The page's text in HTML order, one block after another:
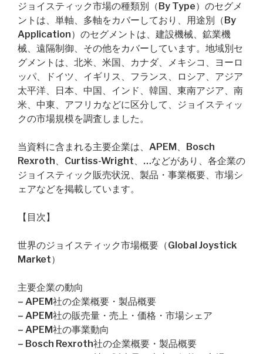
ジョイスティック市場の種類別（By Type）のセグメ
ントは、単軸、多軸をカバーしており、用途別（By
Application）のセグメントは、建設機械、鉱業機
械、遠隔制御、その他をカバーしています。地域別セ
グメントは、北米、米国、カナダ、メキシコ、ヨーロ
ッパ、ドイツ、イギリス、フランス、ロシア、アジア
太平洋、日本、中国、インド、韓国、東南アジア、南
米、中東、アフリカなどに区分して、ジョイスティッ
クの市場規模を調査しました。
当資料に含まれる主要企業は、APEM、Bosch
Rexroth、Curtiss-Wright、…などがあり、各企業の
ジョイスティック販売状況、製品・事業概要、市場シ
ェアなどを掲載しています。
【目次】
世界のジョイスティック市場概要（Global Joystick
Market）
主要企業の動向
– APEM社の企業概要・製品概要
– APEM社の販売量・売上・価格・市場シェア
– APEM社の事業動向
– Bosch Rexroth社の企業概要・製品概要